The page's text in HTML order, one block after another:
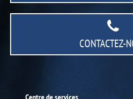
CONTACTEZ-
Centre de services